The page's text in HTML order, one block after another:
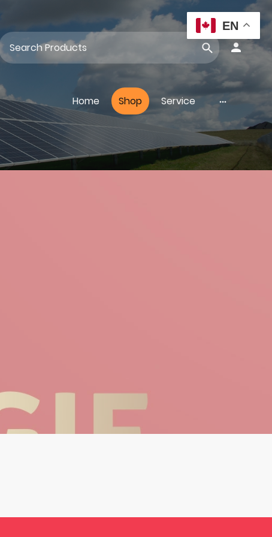
Home Shop Service
EN